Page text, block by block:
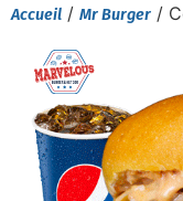
Accueil / Mr Burger /